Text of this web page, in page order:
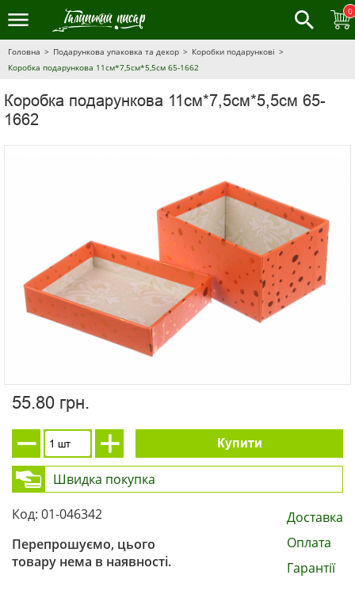
0
Головна Подарункова упаковка та декор
Коробки подарункові
Коробка подарункова 11см*7,5см*5,5см 65-1662
Коробка подарункова 11см*7,5см*5,5см 65-
1662
55.80 грн.
Купити
Швидка покупка
Код: 01-046342
Перепрошуємо, цього
товару нема в наявності.
Доставка
Оплата
Гарантії